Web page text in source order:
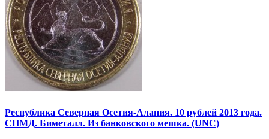
Республика Северная Осетия-Алания. 10 рублей 2013 года.
СПМД. Биметалл. Из банковского мешка. (UNC)